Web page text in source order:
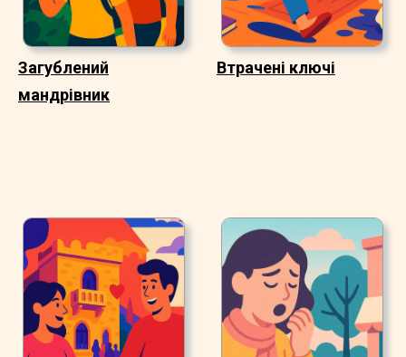
Загублений
мандрівник
Втрачені ключі